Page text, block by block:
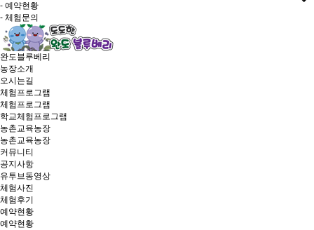
- 예약현황
- 체험문의
완도블루베리
농장소개
오시는길
체험프로그램
체험프로그램
학교체험프로그램
농촌교육농장
농촌교육농장
커뮤니티
공지사항
유투브동영상
체험사진
체험후기
예약현황
예약현황